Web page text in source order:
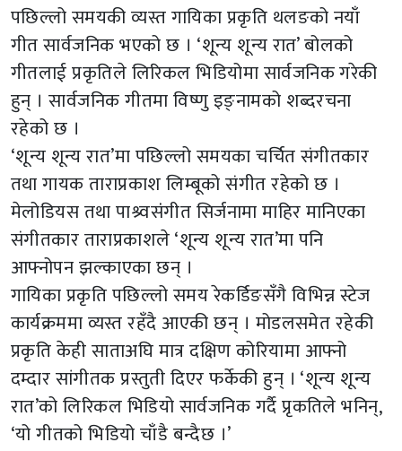
पछिल्लो समयकी व्यस्त गायिका प्रकृति थलङको नयाँ
गीत सार्वजनिक भएको छ । ‘शून्य शून्य रात’ बोलको
गीतलाई प्रकृतिले लिरिकल भिडियोमा सार्वजनिक गरेकी
हुन् । सार्वजनिक गीतमा विष्णु इङ्नामको शब्दरचना
रहेको छ ।
‘शून्य शून्य रात’मा पछिल्लो समयका चर्चित संगीतकार
तथा गायक ताराप्रकाश लिम्बूको संगीत रहेको छ ।
मेलोडियस तथा पाश्र्वसंंगीत सिर्जनामा माहिर मानिएका
संगीतकार ताराप्रकाशले ‘शून्य शून्य रात’मा पनि
आफ्नोपन झल्काएका छन् ।
गायिका प्रकृति पछिल्लो समय रेकर्डिङसँगै विभिन्न स्टेज
कार्यक्रममा व्यस्त रहँदै आएकी छन् । मोडलसमेत रहेकी
प्रकृति केही साताअघि मात्र दक्षिण कोरियामा आफ्नो
दम्दार सांगीतक प्रस्तुती दिएर फर्केकी हुन् । ‘शून्य शून्य
रात’को लिरिकल भिडियो सार्वजनिक गर्दै प्रृकतिले भनिन्,
‘यो गीतको भिडियो चाँडै बन्दैछ ।’